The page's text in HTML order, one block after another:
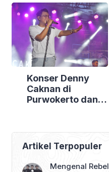
Semangat
Gotong Royong di
Bendungan
Slinga Park
Konser Denny
Caknan di
Purwokerto dan
Malam Ini di
Banjarnegara
Artikel Terpopuler
Mengenal